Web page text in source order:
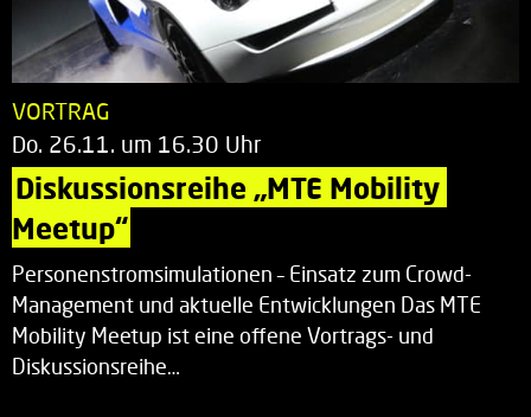
VORTRAG
Do. 26.11. um 16.30 Uhr
Diskussionsreihe „MTE Mobility
Meetup“
Personenstromsimulationen – Einsatz zum Crowd-
Management und aktuelle Entwicklungen Das MTE
Mobility Meetup ist eine offene Vortrags- und
Diskussionsreihe…